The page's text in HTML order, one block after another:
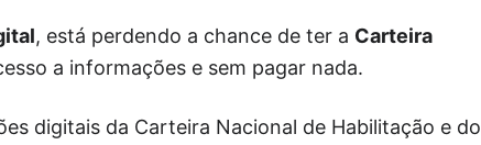
, está perdendo a chance de ter a Carteira
a informações e sem pagar nada.
digitais da Carteira Nacional de Habilitação e do